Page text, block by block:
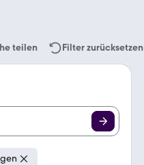
teilen Filter zurücksetzen